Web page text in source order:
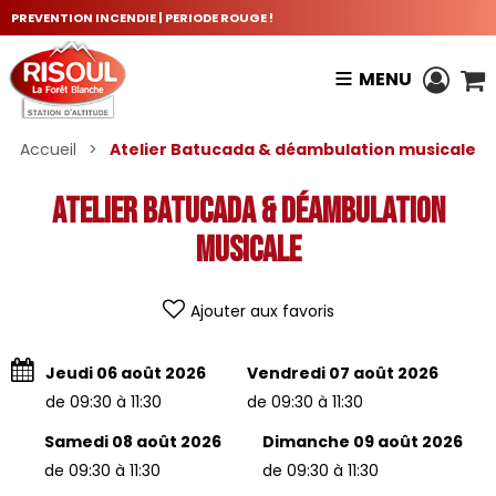
PREVENTION INCENDIE | PERIODE ROUGE !
MENU
Accueil > Atelier Batucada & déambulation musicale
Atelier Batucada & déambulation
musicale
Ajouter aux favoris
Jeudi 06 août 2026
de 09:30 à 11:30
Vendredi 07 août 2026
de 09:30 à 11:30
Samedi 08 août 2026
de 09:30 à 11:30
Dimanche 09 août 2026
de 09:30 à 11:30